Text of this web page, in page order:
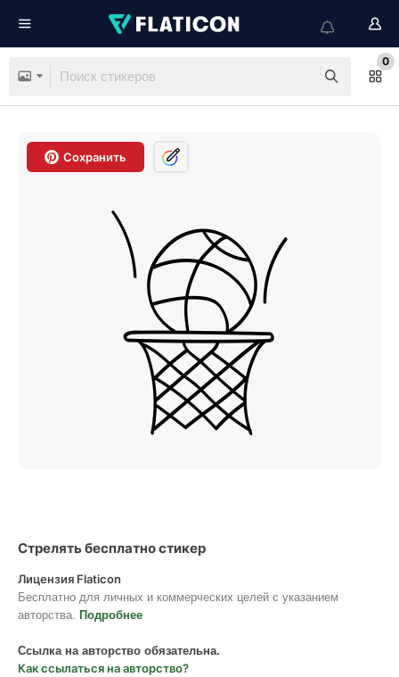
0
Сохранить
Стрелять бесплатно стикер
Лицензия Flaticon
Бесплатно для личных и коммерческих целей с указанием
авторства. Подробнее
Ссылка на авторство обязательна.
Как ссылаться на авторство?